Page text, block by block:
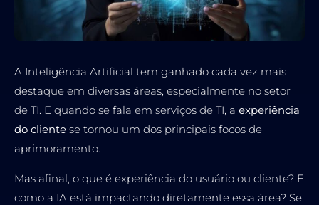
A Inteligência Artificial tem ganhado cada vez mais
destaque em diversas áreas, especialmente no setor
de TI. E quando se fala em serviços de TI, a experiência
do cliente se tornou um dos principais focos de
aprimoramento.
Mas afinal, o que é experiência do usuário ou cliente? E
como a IA está impactando diretamente essa área? Se